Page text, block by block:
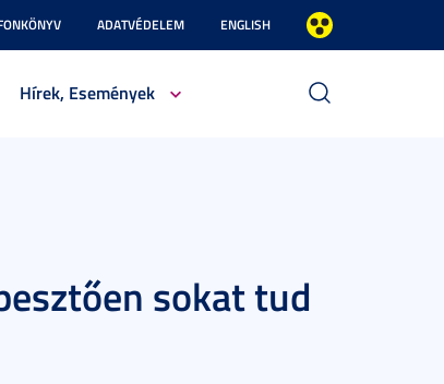
ADATVÉDELEM ENGLISH
Hírek, Események
sokat tud